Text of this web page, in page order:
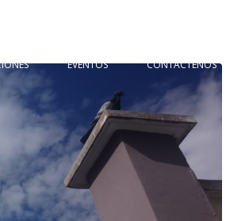
EVENTOS CONTÁCTENOS